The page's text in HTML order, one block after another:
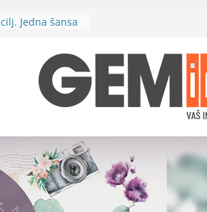
povodom
brze
Кarađorđe“
prvog rotornog
električne
u petak, 26.